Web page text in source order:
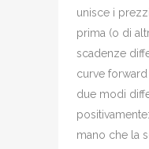
unisce i
prima (o di
scadenze
curve
due modi
mano che la